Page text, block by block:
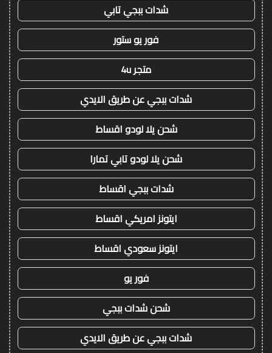
شدات ببجي تابي
فور يو ستور
متجر 4u
شدات ببجي عن طريق الايدي
شحن يلا لودو اقساط
شحن يلا لودو تابي تمارا
شدات ببجي اقساط
ايتونز امريكي اقساط
ايتونز سعودي اقساط
فور يو
شحن شدات ببجي
شدات ببجي عن طريق الايدي